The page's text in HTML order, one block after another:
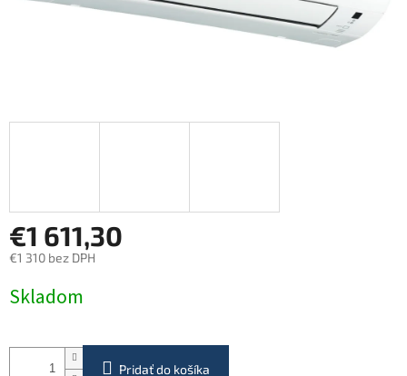
€1 611,30
€1 310 bez DPH
cena:
Skladom
Pridať do košíka